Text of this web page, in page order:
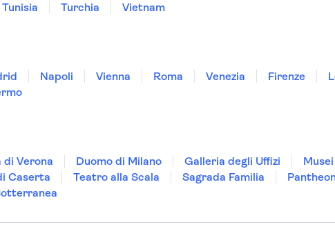
Tunisia Turchia
Vietnam
Napoli Vienna Roma Venezia Firenze
di Verona Duomo di Milano Galleria degli Uffizi
Caserta Teatro alla Scala Sagrada Familia